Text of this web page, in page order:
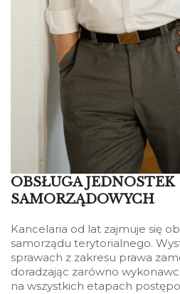
OBSŁUGA JEDNOSTEK
SAMORZĄDOWYCH
Kancelaria od lat zajmuje się
samorządu terytorialnego.
sprawach z zakresu prawa
doradzając zarówno
na wszystkich etapach